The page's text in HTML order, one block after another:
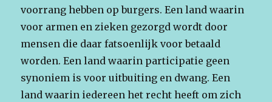
voorrang hebben op burgers. Een land waarin
voor armen en zieken gezorgd wordt door
mensen die daar fatsoenlijk voor betaald
worden. Een land waarin participatie geen
synoniem is voor uitbuiting en dwang. Een
land waarin iedereen het recht heeft om zich